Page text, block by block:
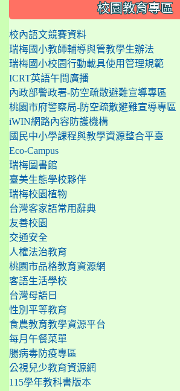
校園教育專區
校內語文競賽資料
瑞梅國小教師輔導與管教學生辦法
瑞梅國小校園行動載具使用管理規範
ICRT英語午間廣播
內政部警政署-防空疏散避難宣導專區
桃園市府警察局-防空疏散避難宣導專區
iWIN網路內容防護機構
國民中小學課程與教學資源整合平臺
Eco-Campus
瑞梅圖書館
臺美生態學校夥伴
瑞梅校園植物
台灣客家語常用辭典
友善校園
交通安全
人權法治教育
桃園市品格教育資源網
客語生活學校
台灣母語日
性別平等教育
食農教育教學資源平台
每月午餐菜單
腸病毒防疫專區
公視兒少教育資源網
115學年教科書版本